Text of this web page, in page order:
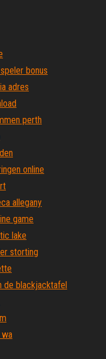
bonus
adres
perth
online
allegany
game
lake
storting
de blackjacktafel